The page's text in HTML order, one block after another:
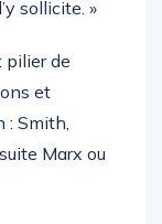
sollicite. »
pilier de
et
: Smith,
Marx ou